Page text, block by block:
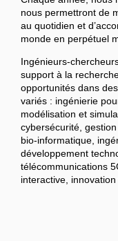
nous permettront de
au quotidien et
monde en perpétuel
Ingénieurs-
support à la
opportunités dans
variés : ingénierie
modélisation et
cybersécurité,
bio-informatique,
développement
télécommunications
interactive,